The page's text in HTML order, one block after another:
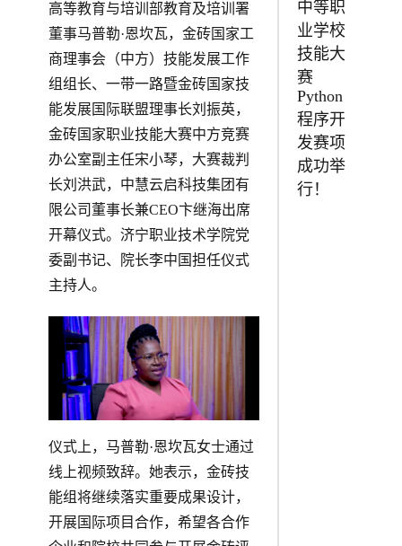
高等教育与培训部教育及培训署
董事马普勒·恩坎瓦，金砖国家工
商理事会（中方）技能发展工作
组组长、一带一路暨金砖国家技
能发展国际联盟理事长刘振英，
金砖国家职业技能大赛中方竞赛
办公室副主任宋小琴，大赛裁判
长刘洪武，中慧云启科技集团有
限公司董事长兼CEO卞继海出席
开幕仪式。济宁职业技术学院党
委副书记、院长李中国担任仪式
主持人。
仪式上，马普勒·恩坎瓦女士通过
线上视频致辞。她表示，金砖技
能组将继续落实重要成果设计，
开展国际项目合作，希望各合作
中等职
业学校
技能大
赛
Python
程序开
发赛项
成功举
行！